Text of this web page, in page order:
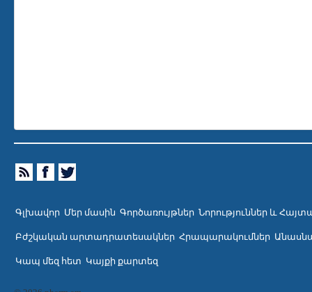
Գլխավոր Մեր մասին Գործառույթներ Նորություններ և
Բժշկական արտադրատեսակներ Հրապարակումներ
Կապ մեզ հետ Կայքի քարտեզ